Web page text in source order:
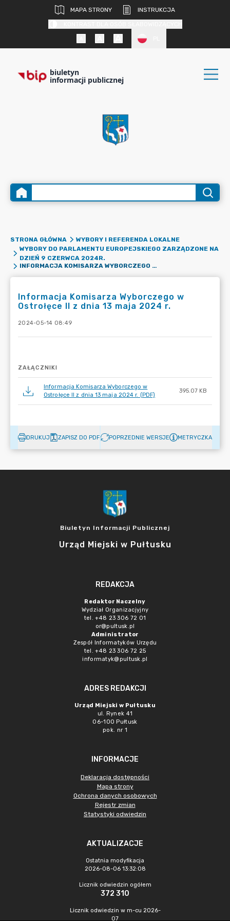
MAPA STRONY
INSTRUKCJA
biuletyn
informacji publicznej
STRONA GŁÓWNA
WYBORY I REFERENDA LOKALNE
WYBORY DO PARLAMENTU EUROPEJSKIEGO ZARZĄDZONE NA
DZIEŃ 9 CZERWCA 2024R.
INFORMACJA KOMISARZA WYBORCZEGO W OSTROŁĘCE II Z DNIA 13 MAJA 2024 R.
Informacja Komisarza Wyborczego w
Ostrołęce II z dnia 13 maja 2024 r.
2024-05-14 08:49
ZAŁĄCZNIKI
Informacja Komisarza Wyborczego w
Ostrołęce II z dnia 13 maja 2024 r. (PDF)
395.07 KB
DRUKUJ ZAPISZ DO PDF POPRZEDNIE WERSJE METRYCZKA
Biuletyn Informacji Publicznej
Urząd Miejski w Pułtusku
REDAKCJA
Redaktor Naczelny
Wydział Organizacjyjny
tel. +48 23 306 72 01
or@pultusk.pl
Administrator
Zespół Informatyków Urzędu
tel. +48 23 306 72 25
informatyk@pultusk.pl
ADRES REDAKCJI
Urząd Miejski w Pułtusku
ul. Rynek 41
06-100 Pułtusk
pok. nr 1
INFORMACJE
Deklaracja dostępności
Mapa strony
Ochrona danych osobowych
Rejestr zmian
Statystyki odwiedzin
AKTUALIZACJE
Ostatnia modyfikacja
2026-08-06 13:32:08
Licznik odwiedzin ogółem
372 310
Licznik odwiedzin w m-cu 2026-
07